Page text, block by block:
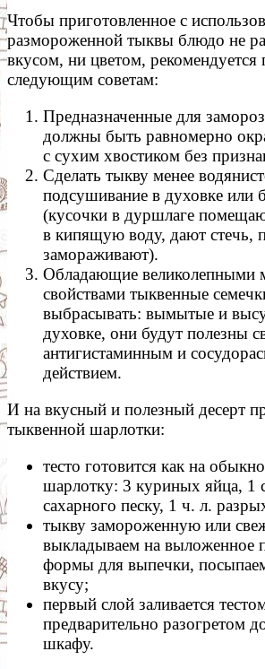
Чтобы приготовленное с
размороженной тыквы блюдо не
вкусом, ни цветом, рекомендуется
следующим советам:
Предназначенные для
должны быть равномерно
с сухим хвостиком без
Сделать тыкву менее
подсушивание в духовке или
(кусочки в дуршлаге
в кипящую воду, дают стечь,
замораживают).
Обладающие великолепными
свойствами тыквенные
выбрасывать: вымытые и
духовке, они будут полезны
антигистаминным и
действием.
И на вкусный и полезный десерт
тыквенной шарлотки:
тесто готовится как на
шарлотку: 3 куриных яйца, 1
сахарного песку, 1 ч. л.
тыкву замороженную или
выкладываем на выложенное
формы для выпечки,
вкусу;
первый слой заливается
предварительно разогретом
шкафу.